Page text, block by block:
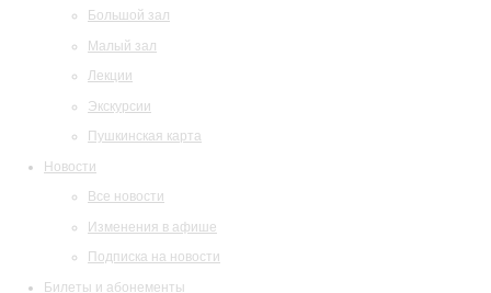
Большой зал
Малый зал
Лекции
Экскурсии
Пушкинская карта
Новости
Все новости
Изменения в афише
Подписка на новости
Билеты и абонементы